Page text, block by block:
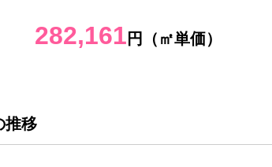
282,161 円（㎡単価）
推移